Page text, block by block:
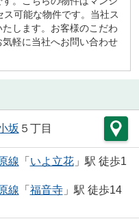
可能な物件です。当社ス
します。お客様のこだわ
軽に当社へお問い合わせ
坂 ５丁目
線 「 いよ立花」駅 徒歩1
線 「 福音寺」駅 徒歩14